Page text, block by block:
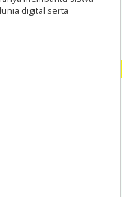
digital serta